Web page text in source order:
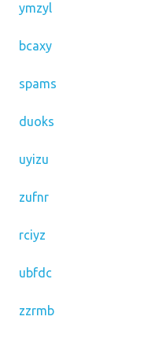
ymzyl
bcaxy
spams
duoks
uyizu
zufnr
rciyz
ubfdc
zzrmb